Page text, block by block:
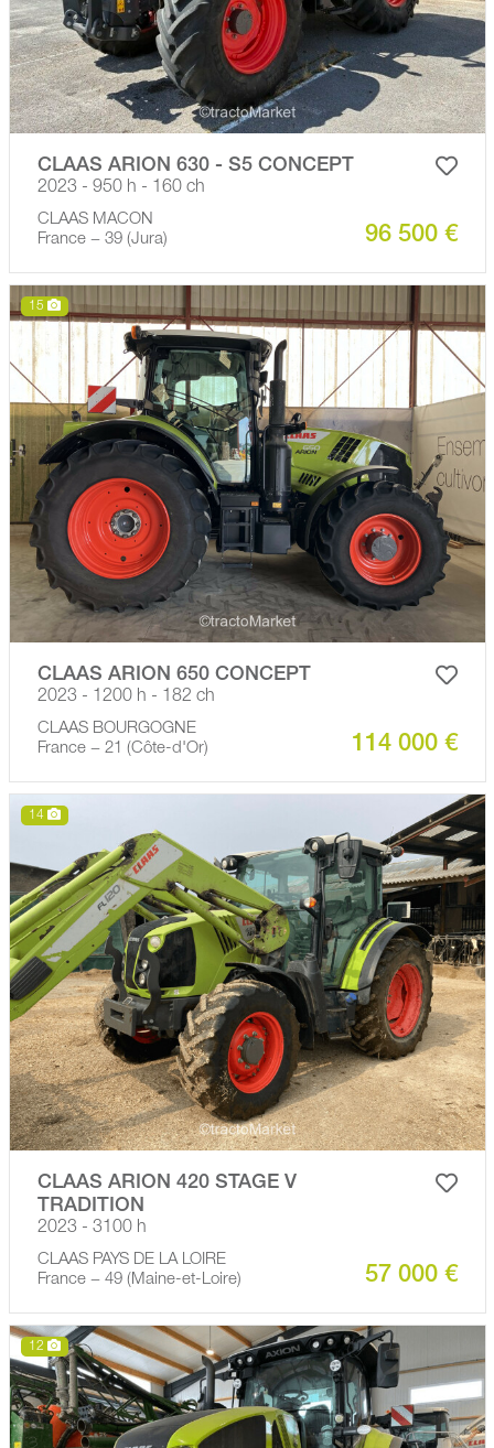
CLAAS ARION 630 - S5 CONCEPT
2023 - 950 h - 160 ch
CLAAS MACON
France − 39 (Jura)
96 500 €
15
CLAAS ARION 650 CONCEPT
2023 - 1200 h - 182 ch
CLAAS BOURGOGNE
France − 21 (Côte-d'Or)
114 000 €
14
CLAAS ARION 420 STAGE V
TRADITION
2023 - 3100 h
CLAAS PAYS DE LA LOIRE
France − 49 (Maine-et-Loire)
57 000 €
12